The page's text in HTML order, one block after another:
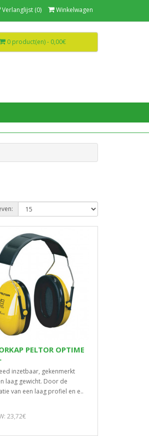
Verlanglijst (0) Winkelwagen
0 product(en) - 0,00€
PELTOR OPTIME
inzetbaar, gekenmerkt
laag gewicht. Door de
van een laag profiel en e..
23,72€